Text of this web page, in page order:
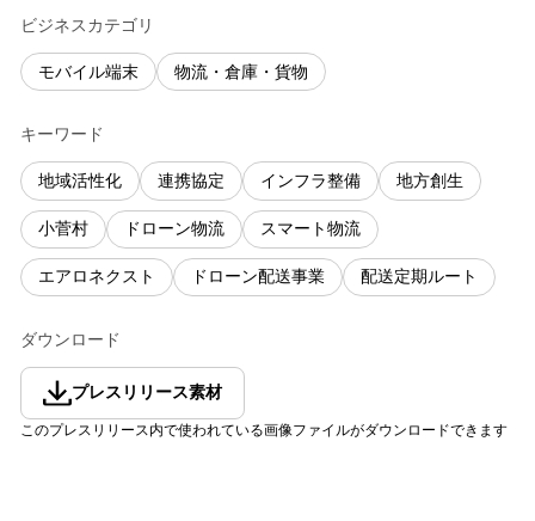
ビジネスカテゴリ
モバイル端末 物流・倉庫・貨物
キーワード
地域活性化 連携協定 インフラ整備 地方創生
小菅村 ドローン物流 スマート物流
エアロネクスト ドローン配送事業 配送定期ルート
ダウンロード
プレスリリース素材
このプレスリリース内で使われている画像ファイルがダウンロードできます